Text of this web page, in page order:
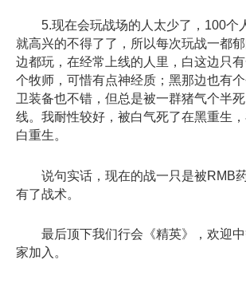
5.现在会玩战场的人太少了，100个
就高兴的不得了了，所以每次玩战一都
边都玩，在经常上线的人里，白这边只
个牧师，可惜有点神经质；黑那边也有
卫装备也不错，但总是被一群猪气个半
线。我耐性较好，被白气死了在黑重生
白重生。
说句实话，现在的战一只是被RMB
有了战术。
最后顶下我们行会《精英》，欢迎中
家加入。